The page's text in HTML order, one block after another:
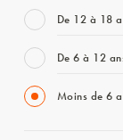
De 12 à 18
De 6 à 12
Moins de 6